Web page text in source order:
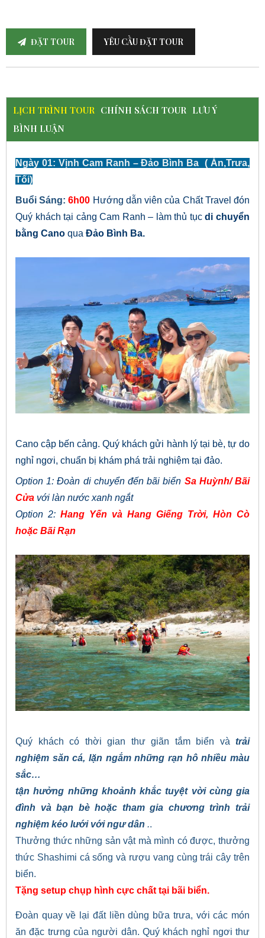
ĐẶT TOUR YÊU CẦU ĐẶT TOUR
LỊCH TRÌNH TOUR CHÍNH SÁCH TOUR LƯU Ý
BÌNH LUẬN
Ngày 01: Vịnh Cam Ranh – Đảo Bình Ba ( Ăn,Trưa,
Tối)
Buổi Sáng:6h00 Hướng dẫn viên của Chất Travel đón
Quý khách tại cảng Cam Ranh – làm thủ tục di chuyển
bằng Cano qua Đảo Bình Ba.
Cano cập bến cảng. Quý khách gửi hành lý tại bè, tự do
nghỉ ngơi, chuẩn bị khám phá trải nghiệm tại đảo.
Option 1: Đoàn di chuyển đến bãi biển Sa Huỳnh/ Bãi
Cửa với làn nước xanh ngắt
Option 2: Hang Yến và Hang Giếng Trời, Hòn Cò
hoặc Bãi Rạn
Quý khách có thời gian thư giãn tắm biển và trải
nghiệm săn cá, lặn ngắm những rạn hô nhiều màu
sắc…
tận hưởng những khoảnh khắc tuyệt vời cùng gia
đình và bạn bè hoặc tham gia chương trình trải
nghiệm kéo lưới với ngư dân ..
Thưởng thức những sản vật mà mình có được, thưởng
thức Shashimi cá sống và rượu vang cùng trái cây trên
biển.
Tặng setup chụp hình cực chất tại bãi biển.
Đoàn quay về lại đất liền dùng bữa trưa, với các món
ăn đặc trưng của người dân. Quý khách nghỉ ngơi thư